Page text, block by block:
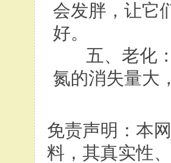
会发胖，让它
好。
五、老化：
氮的消失量大
免责声明：本
料，其真实性